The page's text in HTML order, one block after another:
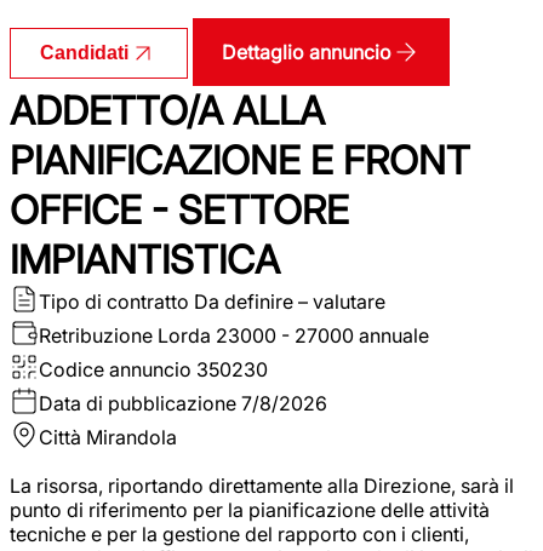
Candidati Dettaglio annuncio
ADDETTO/A ALLA
PIANIFICAZIONE E FRONT
OFFICE - SETTORE
IMPIANTISTICA
Tipo di contratto Da definire – valutare
Retribuzione Lorda 23000 - 27000 annuale
Codice annuncio 350230
Data di pubblicazione 7/8/2026
Città Mirandola
La risorsa, riportando direttamente alla Direzione, sarà il
punto di riferimento per la pianificazione delle attività
tecniche e per la gestione del rapporto con i clienti,